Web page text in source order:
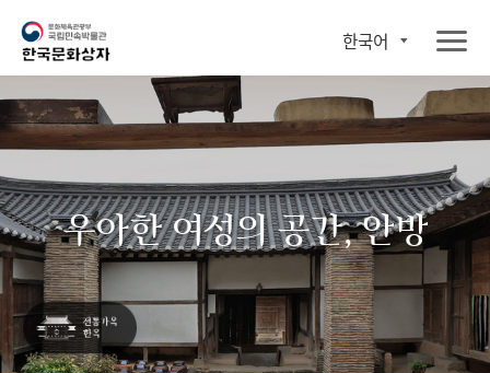
한국어
우아한 여성의 공간, 안방